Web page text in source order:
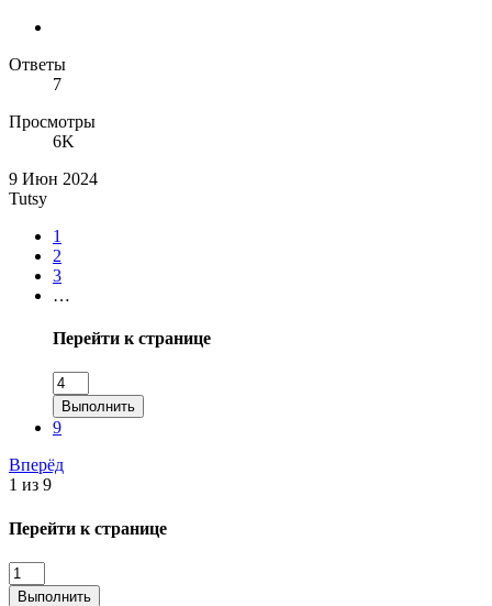
Ответы
7
Просмотры
6K
9 Июн 2024
Tutsy
1
2
3
…
Перейти к странице
Выполнить
9
Вперёд
1 из 9
Перейти к странице
Выполнить